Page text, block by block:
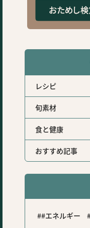
レシピ
旬素材
食と健康
おすすめ記事
#エネルギー